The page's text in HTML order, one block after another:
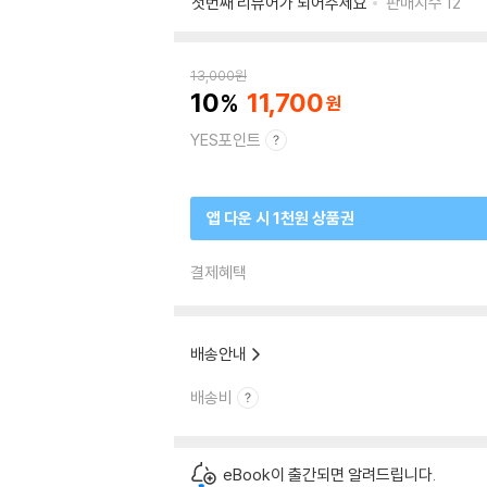
13,000원
10 11,700
YES포인트
앱 다운 시 1천원 상품권
결제혜택
배송안내
배송비
eBook이 출간되면 알려드립니다.